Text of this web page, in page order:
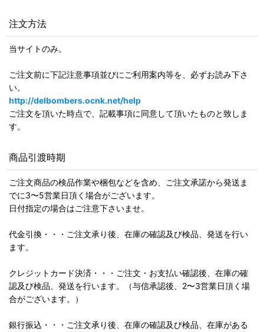
注文方法
当サイトのみ。
ご注文前に下記注意事項並びにご利用案内等を、必ずお読み下さ
い。
http://delbombers.ocnk.net/help
ご注文を頂いた時点で、記載事項に同意して頂いたものと致しま
す。
商品引渡時期
ご注文商品の検品作業や梱包などを含め、ご注文承諾から発送ま
でに3〜5営業日頂く場合がございます。
日付指定の場合はご注意下さいませ。
代金引換・・・ご注文承り後、在庫の確認及び検品、発送を行い
ます。
クレジットカード決済・・・ご注文・お支払い確認後、在庫の確
認及び検品、発送を行います。（与信承認後、2〜3営業日頂く場
合がございます。）
銀行振込・・・ご注文承り後、在庫の確認及び検品、在庫がある